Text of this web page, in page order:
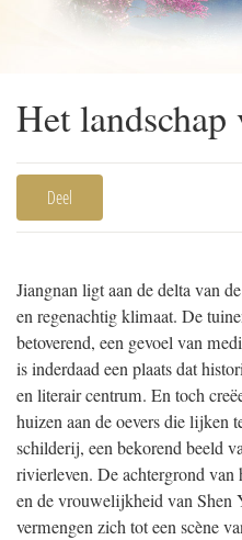
Het landschap
Deel
Jiangnan ligt aan de delta van
en regenachtig klimaat. De
betoverend, een gevoel van
is inderdaad een plaats dat
en literair centrum. En toch
huizen aan de oevers die lijken
schilderij, een bekorend beeld
rivierleven. De achtergrond
en de vrouwelijkheid van Shen
vermengen zich tot een scène